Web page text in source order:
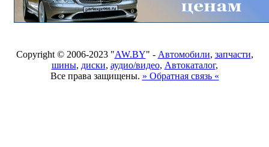
Copyright © 2006-2023 "AW.BY" - Автомобили, запчасти,
шины, диски, аудио/видео, Автокаталог,
Все права защищены. » Обратная связь «